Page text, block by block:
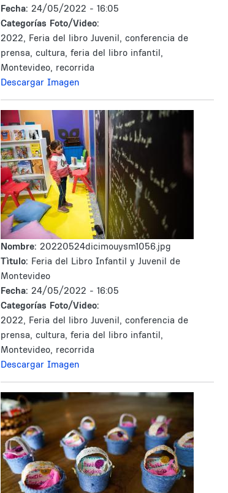
Fecha: 24/05/2022 - 16:05
Categorías Foto/Video:
2022, Feria del libro Juvenil, conferencia de
prensa, cultura, feria del libro infantil,
Montevideo, recorrida
Descargar Imagen
Nombre: 20220524dicimouysm1056.jpg
Tìtulo: Feria del Libro Infantil y Juvenil de
Montevideo
Fecha: 24/05/2022 - 16:05
Categorías Foto/Video:
2022, Feria del libro Juvenil, conferencia de
prensa, cultura, feria del libro infantil,
Montevideo, recorrida
Descargar Imagen